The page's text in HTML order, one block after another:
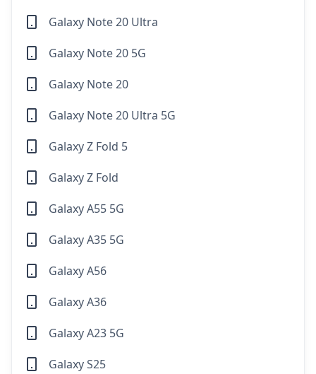
Galaxy Note 20 Ultra
Galaxy Note 20 5G
Galaxy Note 20
Galaxy Note 20 Ultra 5G
Galaxy Z Fold 5
Galaxy Z Fold
Galaxy A55 5G
Galaxy A35 5G
Galaxy A56
Galaxy A36
Galaxy A23 5G
Galaxy S25